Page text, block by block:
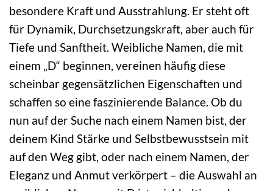
besondere Kraft und Ausstrahlung. Er steht oft
für Dynamik, Durchsetzungskraft, aber auch für
Tiefe und Sanftheit. Weibliche Namen, die mit
einem „D“ beginnen, vereinen häufig diese
scheinbar gegensätzlichen Eigenschaften und
schaffen so eine faszinierende Balance. Ob du
nun auf der Suche nach einem Namen bist, der
deinem Kind Stärke und Selbstbewusstsein mit
auf den Weg gibt, oder nach einem Namen, der
Eleganz und Anmut verkörpert – die Auswahl an